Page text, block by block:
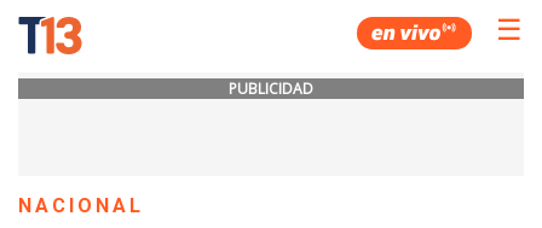
☰
PUBLICIDAD
NACIONAL